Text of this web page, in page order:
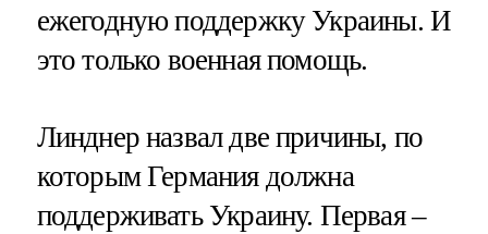
ежегодную поддержку Украины. И
это только военная помощь.
Линднер назвал две причины, по
которым Германия должна
поддерживать Украину. Первая –